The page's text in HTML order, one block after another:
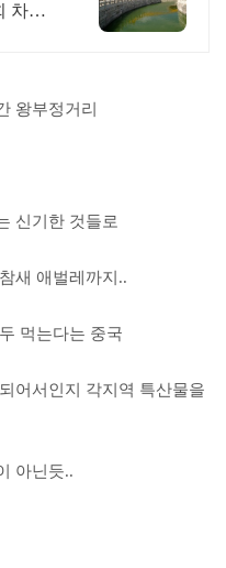
차량
왕부정거리
신기한 것들로
새 애벌레까지..
먹는다는 중국
어서인지 각지역 특산물을
아닌듯..